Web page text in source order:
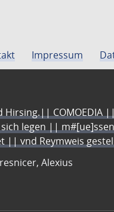
Impressum
Hirsing.|| COMOEDIA
legen ||
|| vnd Reymweis
Alexius